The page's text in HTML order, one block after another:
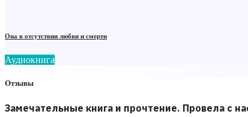
Она в отсутствии любви и смерти
Аудиокнига
Отзывы
Замечательные книга и прочтение. Провела с